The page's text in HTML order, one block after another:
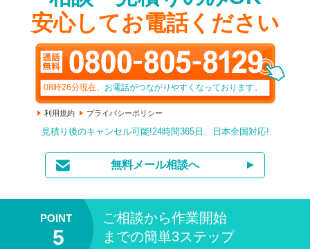
安心してお電話ください
08時26分現在、 お電話がつながりやすくなっております。
利用規約 プライバシーポリシー
見積り後のキャンセル可能!24時間365日、日本全国対応!
無料メール相談へ
ご相談から作業開始
までの簡単3ステップ